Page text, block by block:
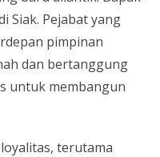
Siak. Pejabat yang
pimpinan
dan bertanggung
untuk membangun
terutama